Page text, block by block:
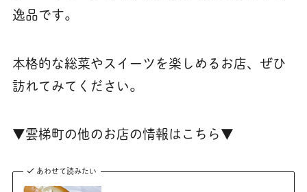
逸品です。
本格的な総菜やスイーツを楽しめるお店、ぜひ
訪れてみてください。
▼雲梯町の他のお店の情報はこちら▼
あわせて読みたい